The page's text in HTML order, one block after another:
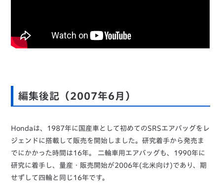
編集後記（2007年6月）
Hondaは、1987年に国産車として初めてのSRSエアバッグをレ
ジェンドに搭載して販売を開始しました。研究着手から発売ま
でにかかった時間は16年。 二輪車用エアバッグも、1990年に
研究に着手し、量産・販売開始が2006年(北米向け)であり、期
せずして四輪と同じ16年です。